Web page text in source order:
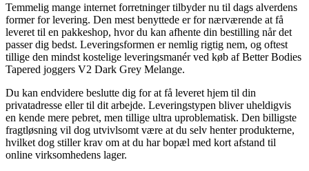
Temmelig mange internet forretninger tilbyder nu til dags alverdens
former for levering. Den mest benyttede er for nærværende at få
leveret til en pakkeshop, hvor du kan afhente din bestilling når det
passer dig bedst. Leveringsformen er nemlig rigtig nem, og oftest
tillige den mindst kostelige leveringsmanér ved køb af Better Bodies
Tapered joggers V2 Dark Grey Melange.
Du kan endvidere beslutte dig for at få leveret hjem til din
privatadresse eller til dit arbejde. Leveringstypen bliver uheldigvis
en kende mere pebret, men tillige ultra uproblematisk. Den billigste
fragtløsning vil dog utvivlsomt være at du selv henter produkterne,
hvilket dog stiller krav om at du har bopæl med kort afstand til
online virksomhedens lager.